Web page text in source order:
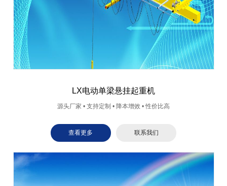
LX电动单梁悬挂起重机
源头厂家 • 支持定制 • 降本增效 • 性价比高
查看更多 联系我们